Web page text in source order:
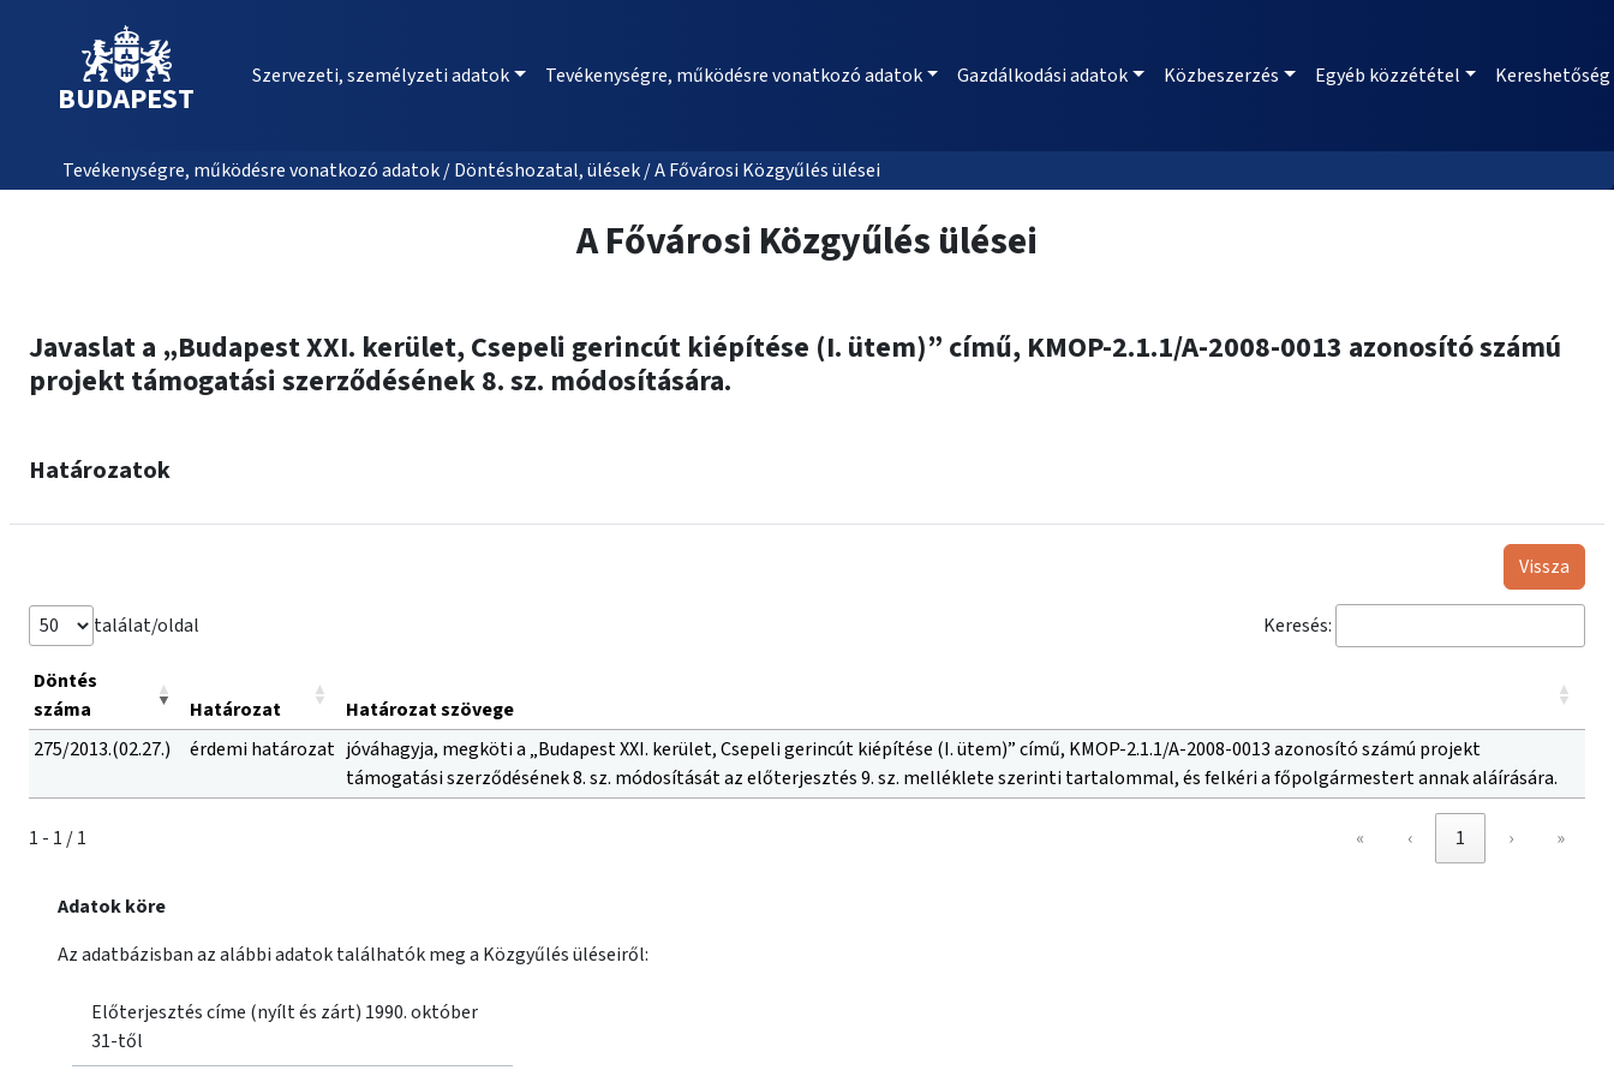
BUDAPEST
Szervezeti, személyzeti adatok Tevékenységre, működésre vonatkozó adatok Gazdálkodási adatok Közbeszerzés Egyéb közzététel Kereshetőség
Tevékenységre, működésre vonatkozó adatok / Döntéshozatal, ülések / A Fővárosi Közgyűlés ülései
A Fővárosi Közgyűlés ülései
Javaslat a „Budapest XXI. kerület, Csepeli gerincút kiépítése (I. ütem)” című, KMOP-2.1.1/A-2008-0013 azonosító számú
projekt támogatási szerződésének 8. sz. módosítására.
Határozatok
Vissza
találat/oldal Keresés:
Döntés
száma
Határozat
Határozat szövege
275/2013.(02.27.)
érdemi határozat jóváhagyja, megköti a „Budapest XXI. kerület, Csepeli gerincút kiépítése (I. ütem)” című, KMOP-2.1.1/A-2008-0013 azonosító számú projekt
támogatási szerződésének 8. sz. módosítását az előterjesztés 9. sz. melléklete szerinti tartalommal, és felkéri a főpolgármestert annak aláírására.
1 - 1 / 1 « ‹ 1 › »
Adatok köre
Az adatbázisban az alábbi adatok találhatók meg a Közgyűlés üléseiről:
Előterjesztés címe (nyílt és zárt) 1990. október
31-től